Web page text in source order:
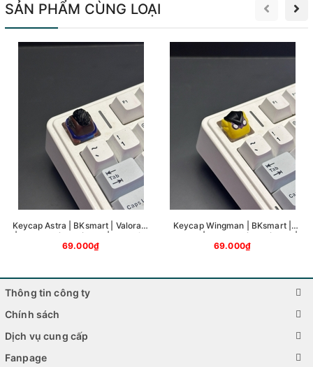
* 𝐁𝐚́𝐧 𝐜𝐚́𝐜 𝐬𝐚̉𝐧 𝐩𝐡𝐚̂̉𝐦 𝐤𝐞𝐲𝐜𝐚𝐩 𝐯𝐨̛́𝐢 𝐧𝐡𝐢𝐞̂̀𝐮 𝐦𝐚̂̃𝐮 đ𝐞̣𝐩
* 𝐓𝐡𝐢𝐞̂́𝐭 𝐤𝐞̂́ - 𝐭𝐚̣𝐨 𝐦𝐚̂̃𝐮 𝐦𝐚̂̃𝐮 𝐢𝐧 𝟑𝐃 𝐭𝐡𝐞𝐨 𝐲𝐞̂𝐮 𝐜𝐚̂̀𝐮
* 𝐂𝐨́ 𝐠𝐢𝐚́ 𝐮̛𝐮 đ𝐚̃𝐢 𝐜𝐡𝐨 đ𝐚̣𝐢 𝐥𝐲́ 𝐥𝐚̂́𝐲 𝐬𝐨̂́ 𝐥𝐮̛𝐨̛̣𝐧𝐠
SẢN PHẨM CÙNG LOẠI
Keycap Astra | BKsmart | Valorant
| Keycap Bàn Phím Cơ | Phụ kiện
bàn phím
69.000₫
Keycap Wingman | BKsmart |
Valorant | Keycap Bàn Phím Cơ |
Phụ kiện bàn phím
69.000₫
Thông tin công ty
Chính sách
Dịch vụ cung cấp
Fanpage